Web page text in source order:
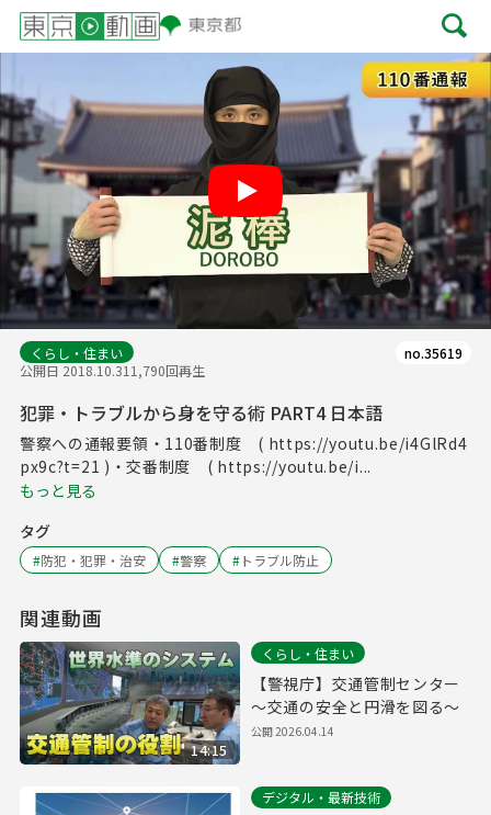
Play
くらし・住まい
公開日 2018.10.311,790回再生
no.35619
犯罪・トラブルから身を守る術 PART4 日本語
警察への通報要領・110番制度 ( https://youtu.be/i4GlRd4
px9c?t=21 )・交番制度 ( https://youtu.be/i...
もっと見る
タグ
#防犯・犯罪・治安 #警察 #トラブル防止
関連動画
14:15
くらし・住まい
【警視庁】交通管制センター
～交通の安全と円滑を図る～
公開2026.04.14
デジタル・最新技術